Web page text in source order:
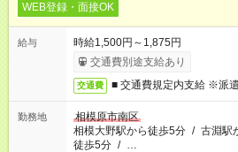
WEB登録・面接OK
給与
時給1,500円～1,875円
交通費別途支給あり
交通費 ■ 交通費規定内支給 ※派
勤務地
相模原市南区
相模大野駅から徒歩5分 / 古淵駅
徒歩5分 / …